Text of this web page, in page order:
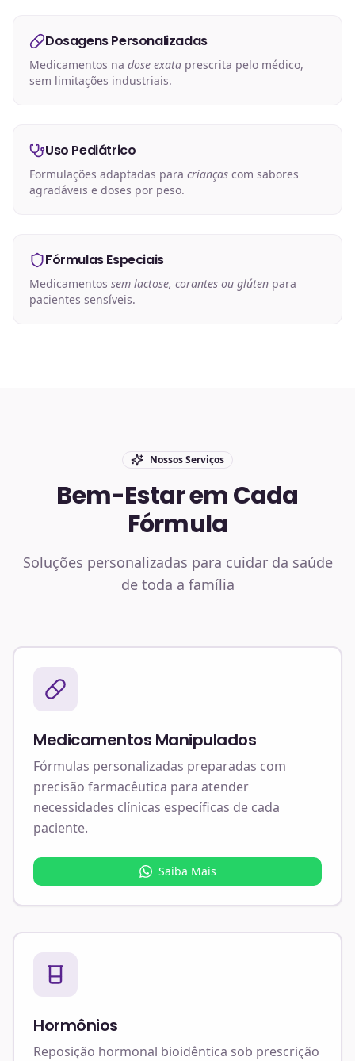
Dosagens Personalizadas
Medicamentos na dose exata prescrita pelo médico,
sem limitações industriais.
Uso Pediátrico
Formulações adaptadas para crianças com sabores
agradáveis e doses por peso.
Fórmulas Especiais
Medicamentos sem lactose, corantes ou glúten para
pacientes sensíveis.
Nossos Serviços
Bem-Estar em Cada
Fórmula
Soluções personalizadas para cuidar da saúde
de toda a família
Medicamentos Manipulados
Fórmulas personalizadas preparadas com
precisão farmacêutica para atender
necessidades clínicas específicas de cada
paciente.
Saiba Mais
Hormônios
Reposição hormonal bioidêntica sob prescrição